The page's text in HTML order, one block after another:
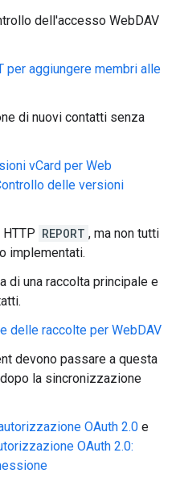
dell'accesso WebDAV
per aggiungere membri alle
di nuovi contatti senza
vCard per Web
delle versioni
REPORT , ma non tutti
implementati.
di una raccolta principale e
delle raccolte per WebDAV
devono passare a questa
la sincronizzazione
OAuth 2.0 e
OAuth 2.0: